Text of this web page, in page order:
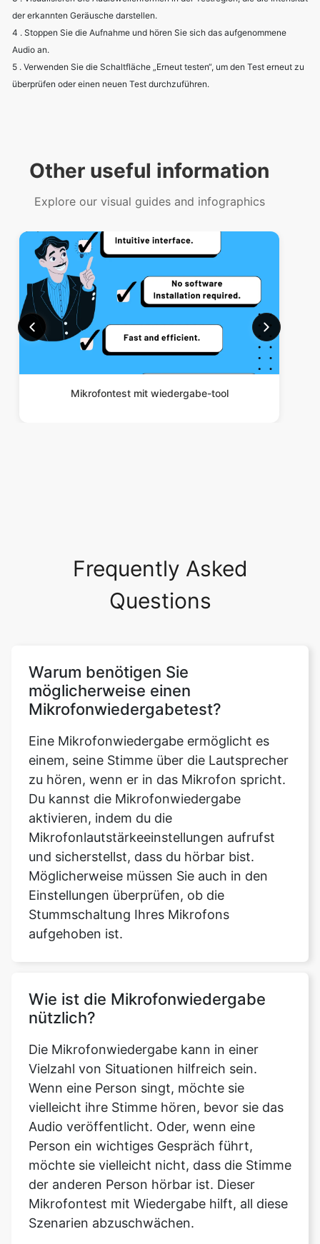
der erkannten Geräusche darstellen.
4 . Stoppen Sie die Aufnahme und hören Sie sich das aufgenommene
Audio an.
5 . Verwenden Sie die Schaltfläche „Erneut testen“, um den Test erneut zu
überprüfen oder einen neuen Test durchzuführen.
Other useful information
Explore our visual guides and infographics
Mikrofontest mit wiedergabe-tool
Frequently Asked
Questions
Warum benötigen Sie
möglicherweise einen
Mikrofonwiedergabetest?
Eine Mikrofonwiedergabe ermöglicht es
einem, seine Stimme über die Lautsprecher
zu hören, wenn er in das Mikrofon spricht.
Du kannst die Mikrofonwiedergabe
aktivieren, indem du die
Mikrofonlautstärkeeinstellungen aufrufst
und sicherstellst, dass du hörbar bist.
Möglicherweise müssen Sie auch in den
Einstellungen überprüfen, ob die
Stummschaltung Ihres Mikrofons
aufgehoben ist.
Wie ist die Mikrofonwiedergabe
nützlich?
Die Mikrofonwiedergabe kann in einer
Vielzahl von Situationen hilfreich sein.
Wenn eine Person singt, möchte sie
vielleicht ihre Stimme hören, bevor sie das
Audio veröffentlicht. Oder, wenn eine
Person ein wichtiges Gespräch führt,
möchte sie vielleicht nicht, dass die Stimme
der anderen Person hörbar ist. Dieser
Mikrofontest mit Wiedergabe hilft, all diese
Szenarien abzuschwächen.